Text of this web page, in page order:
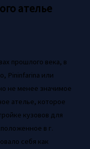
ателье
прошлого века, в
Pininfarina или
не менее значимое
ателье, которое
кузовов для
в г.
себя как